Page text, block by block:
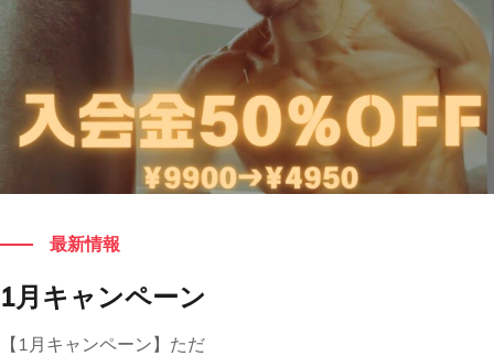
最新情報
1月キャンペーン
【1月キャンペーン】ただ